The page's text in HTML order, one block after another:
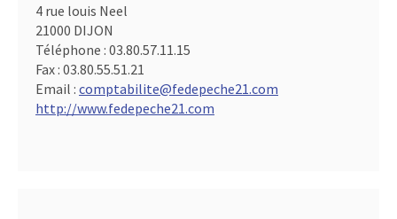
4 rue louis Neel
21000 DIJON
Téléphone : 03.80.57.11.15
Fax : 03.80.55.51.21
Email : comptabilite@fedepeche21.com
http://www.fedepeche21.com